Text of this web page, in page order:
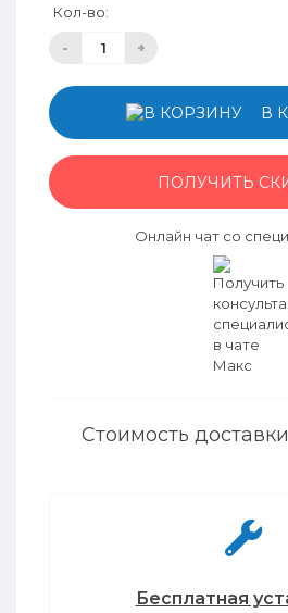
Кол-во:
- +
В
ПОЛУЧИТЬ
Онлайн чат со
Стоимость доставки
Бесплатная